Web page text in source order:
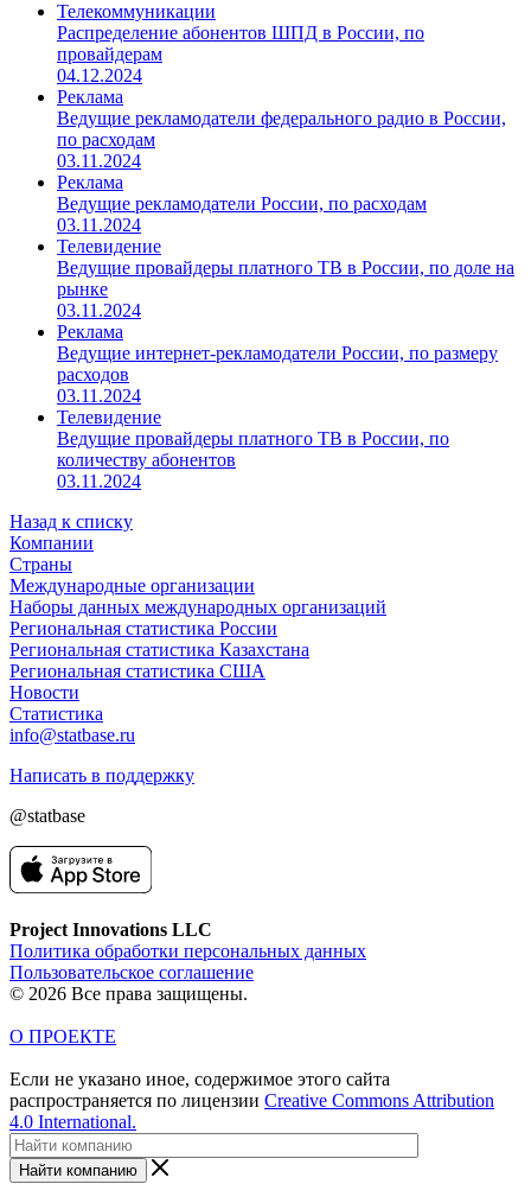
Телекоммуникации
Распределение абонентов ШПД в России, по
провайдерам
04.12.2024
Реклама
Ведущие рекламодатели федерального радио в России,
по расходам
03.11.2024
Реклама
Ведущие рекламодатели России, по расходам
03.11.2024
Телевидение
Ведущие провайдеры платного ТВ в России, по доле на
рынке
03.11.2024
Реклама
Ведущие интернет-рекламодатели России, по размеру
расходов
03.11.2024
Телевидение
Ведущие провайдеры платного ТВ в России, по
количеству абонентов
03.11.2024
Назад к списку
Компании
Страны
Международные организации
Наборы данных международных организаций
Региональная статистика России
Региональная статистика Казахстана
Региональная статистика США
Новости
Статистика
info@statbase.ru
Написать в поддержку
@statbase
Project Innovations LLC
Политика обработки персональных данных
Пользовательское соглашение
© 2026 Все права защищены.
О ПРОЕКТЕ
Если не указано иное, содержимое этого сайта
распространяется по лицензии Creative Commons Attribution
4.0 International.
Найти компанию